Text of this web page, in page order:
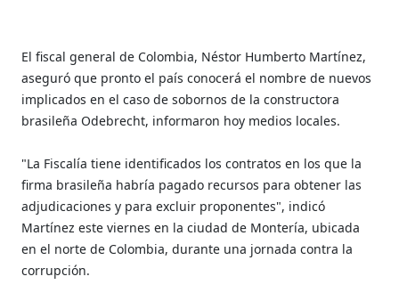
El fiscal general de Colombia, Néstor Humberto Martínez,
aseguró que pronto el país conocerá el nombre de nuevos
implicados en el caso de sobornos de la constructora
brasileña Odebrecht, informaron hoy medios locales.
"La Fiscalía tiene identificados los contratos en los que la
firma brasileña habría pagado recursos para obtener las
adjudicaciones y para excluir proponentes", indicó
Martínez este viernes en la ciudad de Montería, ubicada
en el norte de Colombia, durante una jornada contra la
corrupción.